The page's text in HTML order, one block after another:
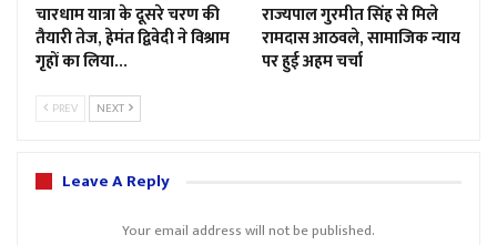
चारधाम यात्रा के दूसरे चरण की
तैयारी तेज, हेमंत द्विवेदी ने विश्राम
गृहों का लिया…
राज्यपाल गुरमीत सिंह से मिले
रामदास आठवले, सामाजिक न्याय
पर हुई अहम चर्चा
PREV NEXT
Leave A Reply
Your email address will not be published.